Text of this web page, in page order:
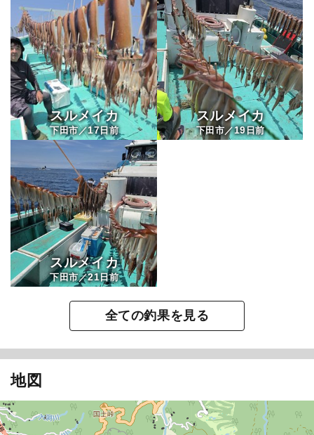
スルメイカ
下田市／17日前
スルメイカ
下田市／19日前
スルメイカ
下田市／21日前
全ての釣果を見る
地図